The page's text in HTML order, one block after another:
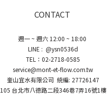
CONTACT
週一 ~ 週六 12:00 ~ 18:00
LINE : @ysn0536d
TEL：02-2718-0585
service@mont-et-flow.com.tw
奎山宜水有限公司 統編: 27726147
105 台北市八德路二段346巷7弄16號1樓